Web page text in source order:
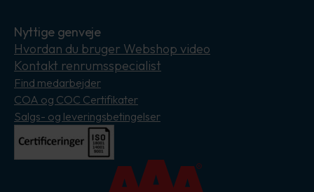
Nyttige genveje
Hvordan du bruger Webshop video
Kontakt renrumsspecialist
Find medarbejder
COA og COC Certifikater
Salgs- og leveringsbetingelser